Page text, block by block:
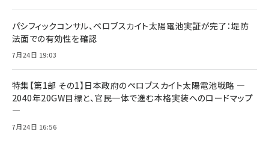
パシフィックコンサル、ペロブスカイト太陽電池実証が完了：堤防
法面での有効性を確認
7月24日 19:03
特集【第1部 その1】日本政府のペロブスカイト太陽電池戦略 ―
2040年20GW目標と、官民一体で進む本格実装へのロードマップ
―
7月24日 16:56